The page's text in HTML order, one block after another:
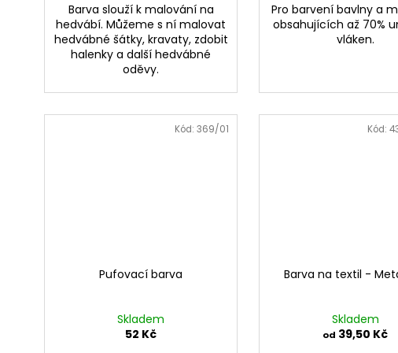
Barva slouží k malování na
hedvábí. Můžeme s ní malovat
hedvábné šátky, kravaty, zdobit
halenky a další hedvábné
oděvy.
Pro barvení bavlny a
obsahujících až 70%
vláken.
Pufovací barva
Skladem
52 Kč
Kód:369/01
Barva na textil -
Skladem
od 39,50 Kč
Kód: